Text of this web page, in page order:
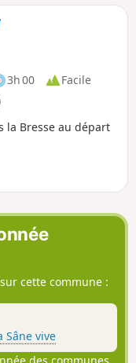
3h 00
Facile
la Bresse au départ
cette commune :
Sâne vive